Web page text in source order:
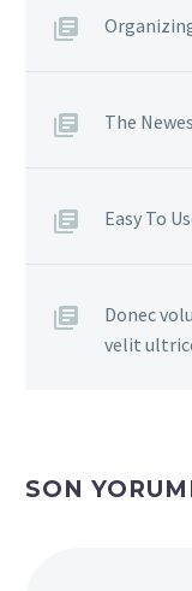
The
Easy To
Donec
velit
SON